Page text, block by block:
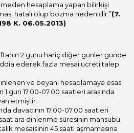
hesaplama yapan bilirkişi
hatalı olup bozma nedenidir.”(7.
K. 06.05.2013)
2 günü hariç diğer günler günde
iddia ederek fazla mesai ücreti talep
ve beyanı hesaplamaya esas
1 gün 17.00-07.00 saatleri arasında
etmiştir.
davacının 17.00-07.00 saatleri
saat ara dinlenme süresinin mahsubu
mesaisinin 45 saati aşmamasına